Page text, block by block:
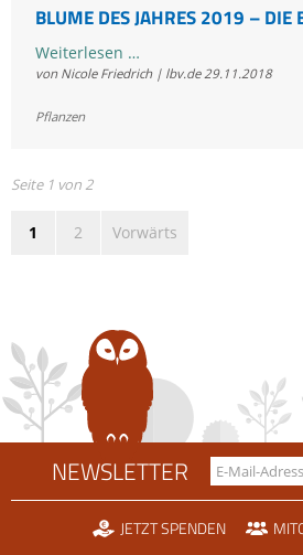
BLUME DES JAHRES 2019 – DIE
Weiterlesen …
des
von Nicole Friedrich | lbv.de 29.11.2018
Pflanzen
Seite 1 von 2
1 2 Vorwärts
NEWSLETTER
JETZT SPENDEN